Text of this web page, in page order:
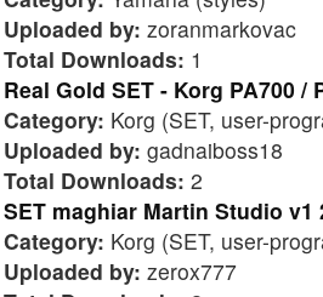
Uploaded by: zoranmarkovac
Total Downloads: 1
Real Gold SET - Korg PA700 /
Category: Korg (SET, user-
Uploaded by: gadnaiboss18
Total Downloads: 2
SET maghiar Martin Studio v1
Category: Korg (SET, user-
Uploaded by: zerox777